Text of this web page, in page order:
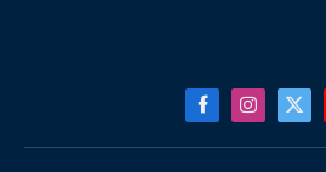
FacebookInstagram
X